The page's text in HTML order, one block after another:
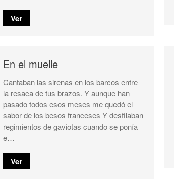
Ver
En el muelle
Cantaban las sirenas en los barcos entre
la resaca de tus brazos. Y aunque han
pasado todos esos meses me quedó el
sabor de los besos franceses Y desfilaban
regimientos de gaviotas cuando se ponía
e…
Ver